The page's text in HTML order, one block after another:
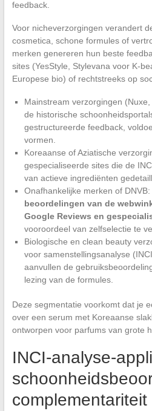
feedback.
Voor nicheverzorgingen verandert
cosmetica, schone formules of
merken genereren hun beste
sites (YesStyle, Stylevana voor K-
Europese bio) of rechtstreeks op
Mainstream verzorgingen
de historische
gestructureerde feedback,
vormen.
Koreaanse of Aziatische
gespecialiseerde sites die de
van actieve ingrediënten
Onafhankelijke merken of DNVB:
beoordelingen van de
Google Reviews en
vooroordeel van zelfselectie te
Biologische en clean beauty
voor samenstellingsanalyse
aanvullen de
lezing van de formules.
Deze segmentatie voorkomt dat je
over een serum met Koreaanse
ontworpen voor parfums van grote
INCI-analyse-